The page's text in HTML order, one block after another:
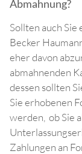
Abmahnung?
Sollten auch Sie
Becker
eher davon
abmahnenden
dessen sollten
Sie erhobenen
werden, ob Sie
Zahlungen an